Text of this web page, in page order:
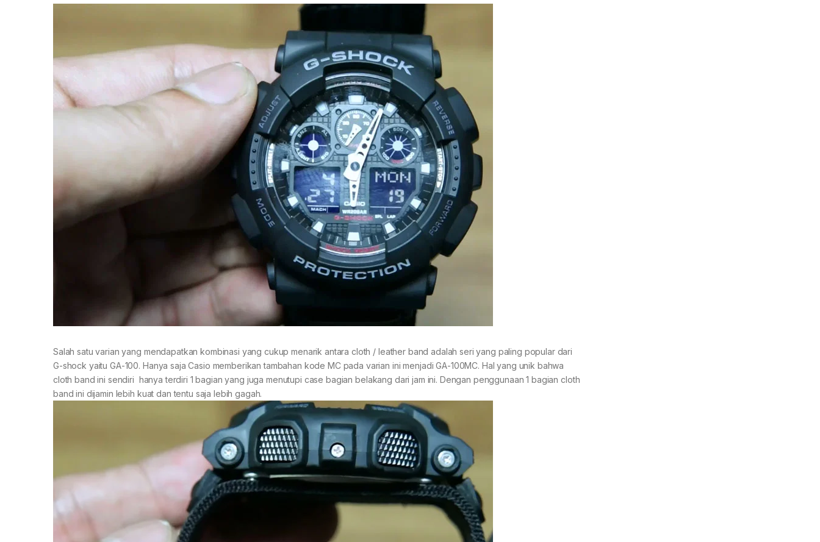
Salah satu varian yang mendapatkan kombinasi yang cukup menarik antara cloth / leather band adalah seri yang paling popular dari
G-shock yaitu GA-100. Hanya saja Casio memberikan tambahan kode MC pada varian ini menjadi GA-100MC. Hal yang unik bahwa
cloth band ini sendiri hanya terdiri 1 bagian yang juga menutupi case bagian belakang dari jam ini. Dengan penggunaan 1 bagian cloth
band ini dijamin lebih kuat dan tentu saja lebih gagah.